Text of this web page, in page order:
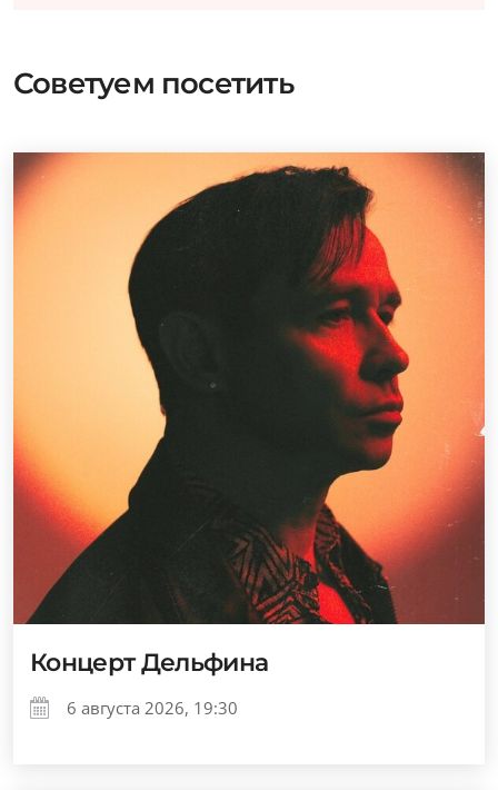
Советуем посетить
Концерт Дельфина
6 августа 2026, 19:30